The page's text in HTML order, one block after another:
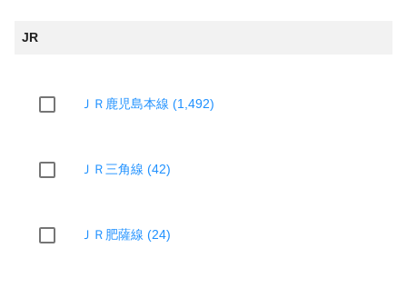
JR
ＪＲ鹿児島本線 (1,492)
ＪＲ三角線 (42)
ＪＲ肥薩線 (24)